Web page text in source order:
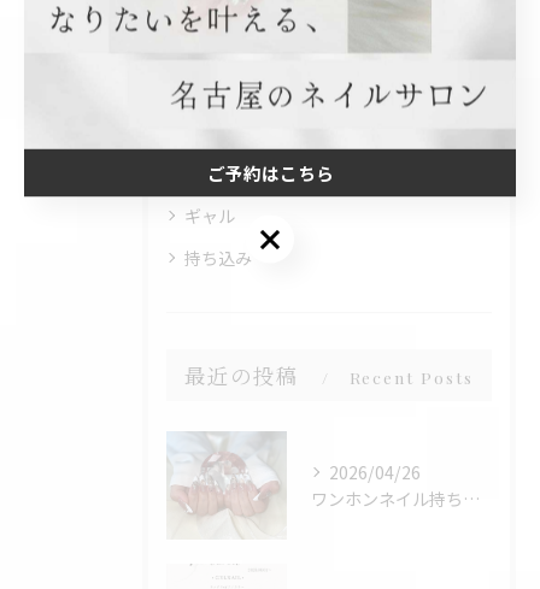
長さ出し
ベイビーブーマー
ギャル
持ち込み
最近の投稿 Recent Posts
2026/04/26
ワンホンネイル持ち込みデザイン💅✨
ご予約はこちら
ご予約はこちら